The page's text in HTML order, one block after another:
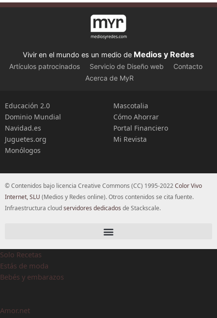
Vivir en el mundo es un medio de Medios y Redes
Artículos patrocinados Servicio de Diseño web
Contacto
Acerca de MyR
Educación 2.0
Dominio Mundial
Navidad.es
Juguetes.org
Monólogos
Mascotalia
Cómo Ahorrar
Portal Financiero
Mi Revista
© Contenidos bajo licencia Creative Commons (CC) 1995-2022Color Vivo
Internet, SLU (Medios y Redes online). Otros contenidos se cita fuente.
Infraestructura cloudservidores dedicados de Stackscale.
Solo Recetas
Estás de moda
Bebés y embarazos
Amor.net